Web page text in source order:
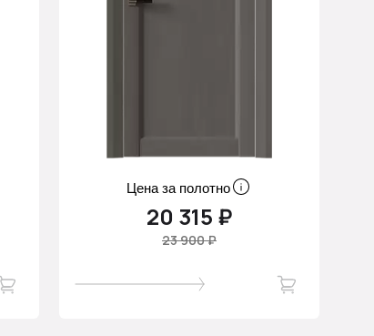
Цена за полотно
20 315 ₽
23 900 ₽